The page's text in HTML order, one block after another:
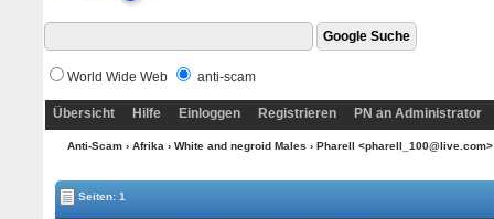
World Wide Web anti-scam
Übersicht Hilfe Einloggen Registrieren PN an Administrator
Anti-Scam› Afrika › White and negroid Males › Pharell
Seiten: 1